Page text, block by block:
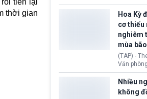
tiến lại
thời gian
toàn bộ
cùng
trong
học.
47 công
Hoa Kỳ
nước.
lượng lớn
năm 2026
ánh xu
các
xuất.
Hoa Kỳ
cơ thiếu
nghiêm
mùa
(TAP) -
Văn
Chính phủ
quan
Liên bang
Bộ An
Nhiều
không